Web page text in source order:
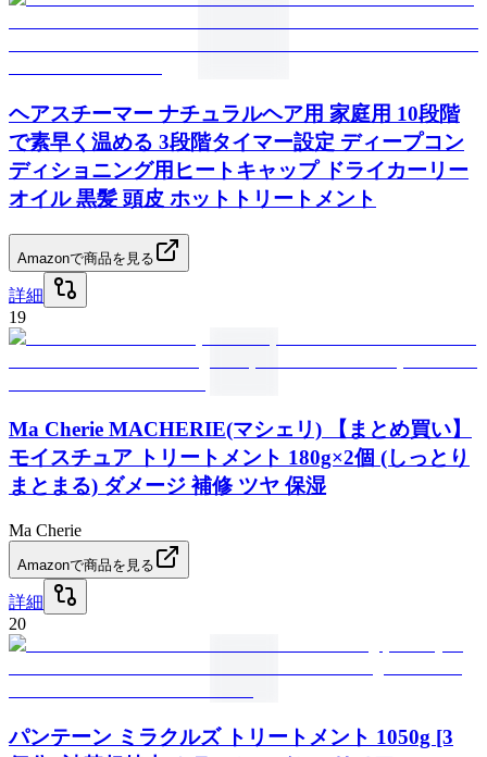
ヘアスチーマー ナチュラルヘア用 家庭用 10段階
で素早く温める 3段階タイマー設定 ディープコン
ディショニング用ヒートキャップ ドライカーリー
オイル 黒髪 頭皮 ホットトリートメント
Amazonで商品を見る
詳細
19
Ma Cherie MACHERIE(マシェリ) 【まとめ買い】
モイスチュア トリートメント 180g×2個 (しっとり
まとまる) ダメージ 補修 ツヤ 保湿
Ma Cherie
Amazonで商品を見る
詳細
20
パンテーン ミラクルズ トリートメント 1050g [3